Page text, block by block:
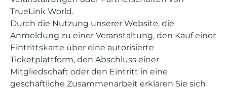
TrueLink World.
Durch die Nutzung unserer Website, die
Anmeldung zu einer Veranstaltung, den Kauf einer
Eintrittskarte über eine autorisierte
Ticketplattform, den Abschluss einer
Mitgliedschaft oder den Eintritt in eine
geschäftliche Zusammenarbeit erklären Sie sich